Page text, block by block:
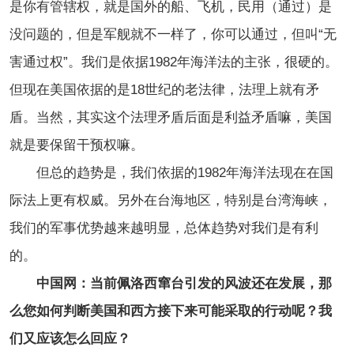
是你有管辖权，就是国外的船、飞机，民用（通过）是
没问题的，但是军舰就不一样了，你可以通过，但叫“无
害通过权”。我们是依据1982年海洋法的主张，很硬的。
但现在美国依据的是18世纪的老法律，法理上就有矛
盾。当然，其实这个法理矛盾后面是利益矛盾嘛，美国
就是要保留干预权嘛。
但总的趋势是，我们依据的1982年海洋法现在在国
际法上更有权威。另外在台海地区，特别是台湾海峡，
我们的军事优势越来越明显，总体趋势对我们是有利
的。
中国网：当前佩洛西窜台引发的风波还在发展，那
么您如何判断美国和西方接下来可能采取的行动呢？我
们又应该怎么回应？